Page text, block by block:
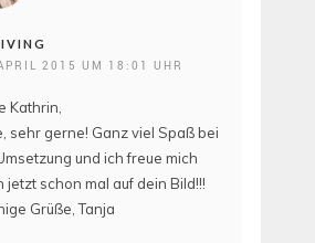
2015 UM 18:01 UHR
Kathrin,
sehr gerne! Ganz viel Spaß bei
und ich freue mich
jetzt schon mal auf dein Bild!!!
Grüße, Tanja